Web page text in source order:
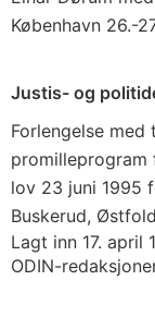
København 26.-
Justis- og
Forlengelse
lov 23 juni 1995
Buskerud,
Lagt inn 17. april
ODIN-